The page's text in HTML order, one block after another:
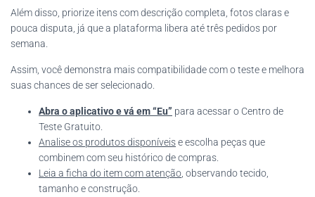
Além disso, priorize itens com descrição completa, fotos claras e
pouca disputa, já que a plataforma libera até três pedidos por
semana.
Assim, você demonstra mais compatibilidade com o teste e melhora
suas chances de ser selecionado.
Abra o aplicativo e vá em “Eu” para acessar o Centro de
Teste Gratuito.
Analise os produtos disponíveise escolha peças que
combinem com seu histórico de compras.
Leia a ficha do item com atenção , observando tecido,
tamanho e construção.